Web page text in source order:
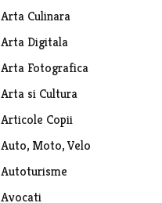
Arta Culinara
Arta Digitala
Arta Fotografica
Arta si Cultura
Articole Copii
Auto, Moto, Velo
Autoturisme
Avocati